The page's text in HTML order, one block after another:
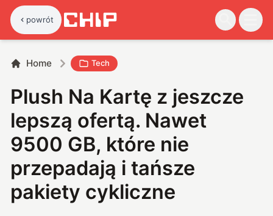
powrót
Home Tech
Plush Na Kartę z jeszcze
lepszą ofertą. Nawet
9500 GB, które nie
przepadają i tańsze
pakiety cykliczne